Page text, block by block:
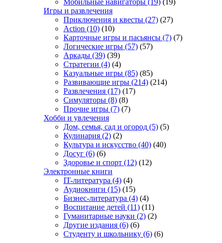
Мобильные навигаторы (19) (19)
Игры и развлечения
Приключения и квесты (27) (27)
Action (10) (10)
Карточные игры и пасьянсы (7) (7)
Логические игры (57) (57)
Аркады (39) (39)
Стратегии (4) (4)
Казуальные игры (85) (85)
Развивающие игры (214) (214)
Развлечения (17) (17)
Симуляторы (8) (8)
Прочие игры (7) (7)
Хобби и увлечения
Дом, семья, сад и огород (5) (5)
Кулинария (2) (2)
Культура и искусство (40) (40)
Досуг (6) (6)
Здоровье и спорт (12) (12)
Электронные книги
IT-литература (4) (4)
Аудиокниги (15) (15)
Бизнес-литература (4) (4)
Воспитание детей (11) (11)
Гуманитарные науки (2) (2)
Другие издания (6) (6)
Студенту и школьнику (6) (6)